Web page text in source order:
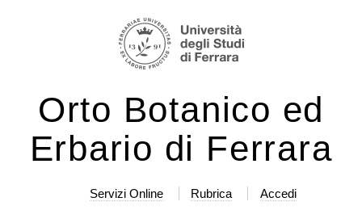
Salta
navigazione
Orto Botanico ed
Erbario di Ferrara
Servizi Online Rubrica Accedi